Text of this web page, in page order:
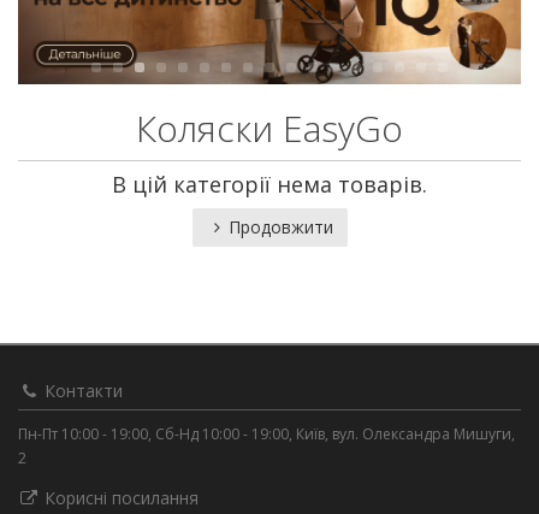
Коляски EasyGo
В цій категорії нема товарів.
Продовжити
Контакти
Пн-Пт 10:00 - 19:00, Сб-Нд 10:00 - 19:00, Київ, вул. Олександра Мишуги,
2
Корисні посилання